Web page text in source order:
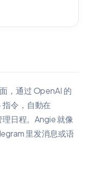
，通过 OpenAI 的
令，自動在
日程。Angie 就像
里发消息或语